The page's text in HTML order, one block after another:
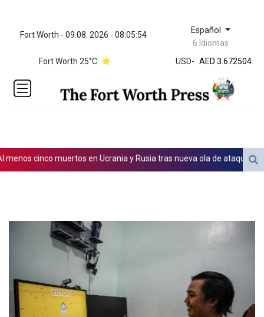
Fort Worth - 09.08. 2026 - 08:05:55 Español
6 Idiomas
Fort Worth 25°C
USD-
ZWL 321.999592
AED 3.672504
AED 3.672504
AFN
ALL 80.629676
AMD
1491.937897
BDT 123.418242
BMD 1
BND 1.277602
BOB 11.849673
cinco muertos en Ucrania y Rusia tras nueva ola de ataques